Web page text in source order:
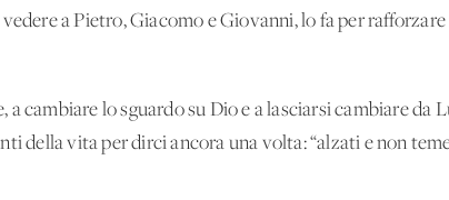
a Pietro, Giacomo e Giovanni, lo fa per
cambiare lo sguardo su Dio e a lasciarsi cambiare da
della vita per dirci ancora una volta: “alzati e non